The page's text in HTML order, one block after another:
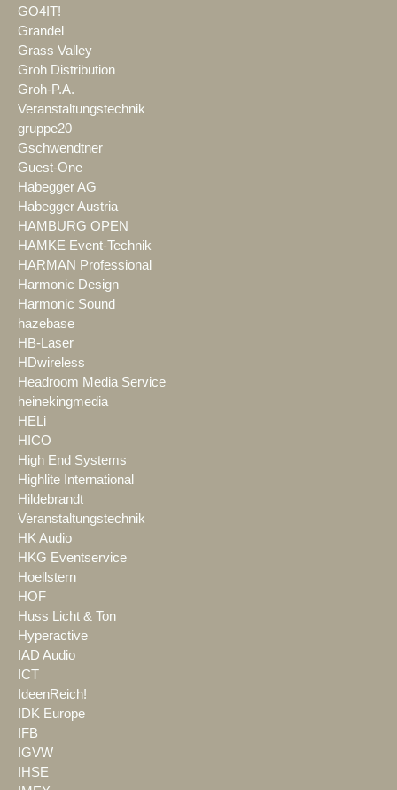
GO4IT!
Grandel
Grass Valley
Groh Distribution
Groh-P.A.
Veranstaltungstechnik
gruppe20
Gschwendtner
Guest-One
Habegger AG
Habegger Austria
HAMBURG OPEN
HAMKE Event-Technik
HARMAN Professional
Harmonic Design
Harmonic Sound
hazebase
HB-Laser
HDwireless
Headroom Media Service
heinekingmedia
HELi
HICO
High End Systems
Highlite International
Hildebrandt
Veranstaltungstechnik
HK Audio
HKG Eventservice
Hoellstern
HOF
Huss Licht & Ton
Hyperactive
IAD Audio
ICT
IdeenReich!
IDK Europe
IFB
IGVW
IHSE